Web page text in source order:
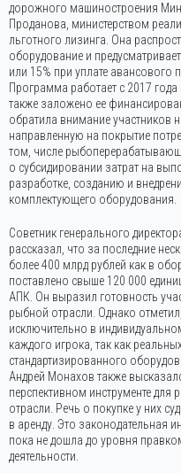
дорожного машиностроения
Проданова, министерством
льготного лизинга. Она
оборудование и
или 15% при уплате авансового
Программа работает с 2017
также заложено ее
обратила внимание участников
направленную на покрытие
том, числе
о субсидировании затрат на
разработке, созданию и
комплектующего оборудования.
Советник генерального
рассказал, что за последние
более 400 млрд рублей как в
поставлено свыше 120 000
АПК. Он выразил готовность
рыбной отрасли. Однако
исключительно в
каждого игрока, так как
стандартизированного
Андрей Монахов также
перспективном инструменте
отрасли. Речь о покупке у них
в аренду. Это законодательная
пока не дошла до уровня
деятельности.